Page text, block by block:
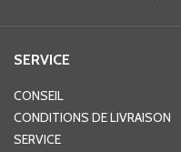
SERVICE
CONSEIL
CONDITIONS DE LIVRAISON
SERVICE